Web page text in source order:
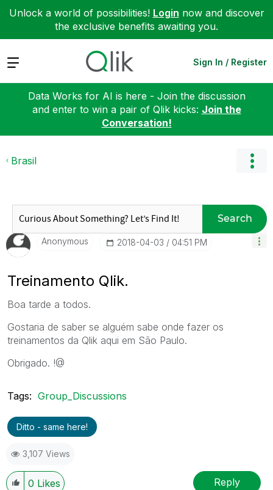
Unlock a world of possibilities! Login now and discover
the exclusive benefits awaiting you.
Expand Sign In / Register
Data Works for AI is here - Join the discussion
and enter to win a pair of Qlik kicks: Join the
Conversation!
Brasil
Search
Anonymous ‎2018-04-03 04:51 PM
Treinamento Qlik.
Boa tarde a todos.
Gostaria de saber se alguém sabe onde fazer os
treinamentos da Qlik aqui em São Paulo.
Obrigado. !@
Tags: Group_Discussions
Ditto - same here!
3,107 Views
0 Likes Reply